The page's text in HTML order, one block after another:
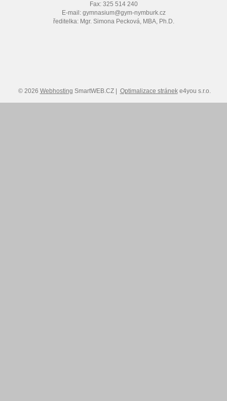
Fax: 325 514 240
E-mail: gymnasium@gym-nymburk.cz
ředitelka: Mgr. Simona Pecková, MBA, Ph.D.
© 2026 Webhosting SmartWEB.CZ | Optimalizace stráneke4you s.r.o.